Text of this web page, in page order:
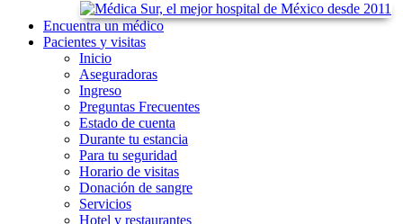
Encuentraun médico
Pacientes y visitas
Inicio
Aseguradoras
Ingreso
Preguntas Frecuentes
Estado de cuenta
Durante tu estancia
Para tu seguridad
Horario de visitas
Donación de sangre
Servicios
Hotel y restaurantes